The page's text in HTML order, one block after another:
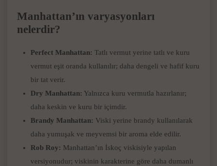
Manhattan’ın varyasyonları
nelerdir?
Perfect Manhattan: Tatlı vermut yerine tatlı ve kuru
vermut eşit oranda kullanılır; daha dengeli ve hafif kuru
bir tat verir.
Dry Manhattan: Yalnızca kuru vermutla hazırlanır;
daha keskin ve kuru bir içimdir.
Brandy Manhattan: Viski yerine brandy kullanılarak
daha yumuşak ve meyvemsi bir aroma elde edilir.
Rob Roy: Manhattan’ın İskoç viskisiyle yapılan
versiyonudur; viskinin karakterine göre daha dumanlı